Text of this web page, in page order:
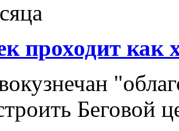
проходит как
Беговой